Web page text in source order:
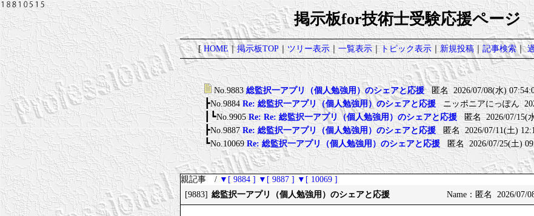
掲示板for技術士受験応援ページ
[HOME｜掲示板TOP｜ツリー表示｜一覧表示｜トピック表示｜新規投稿｜記事検索｜
No.9883総監択一アプリ（個人勉強用）のシェアと応援匿名 2026/07/08(水)
┣No.9884 Re: 総監択一アプリ（個人勉強用）のシェアと応援ニッポニアにっぽん
┃┗No.9905Re: Re: 総監択一アプリ（個人勉強用）のシェアと応援匿名 2026/07/15(
┣No.9887Re: 総監択一アプリ（個人勉強用）のシェアと応援匿名 2026/07/11(土)
┗No.10069Re: 総監択一アプリ（個人勉強用）のシェアと応援 匿名 2026/07/25(土)
親記事 / ▼[ 9884 ] ▼[ 9887 ] ▼[ 10069 ]
[9883] 総監択一アプリ（個人勉強用）のシェアと応援 Name：匿名 2026/07/